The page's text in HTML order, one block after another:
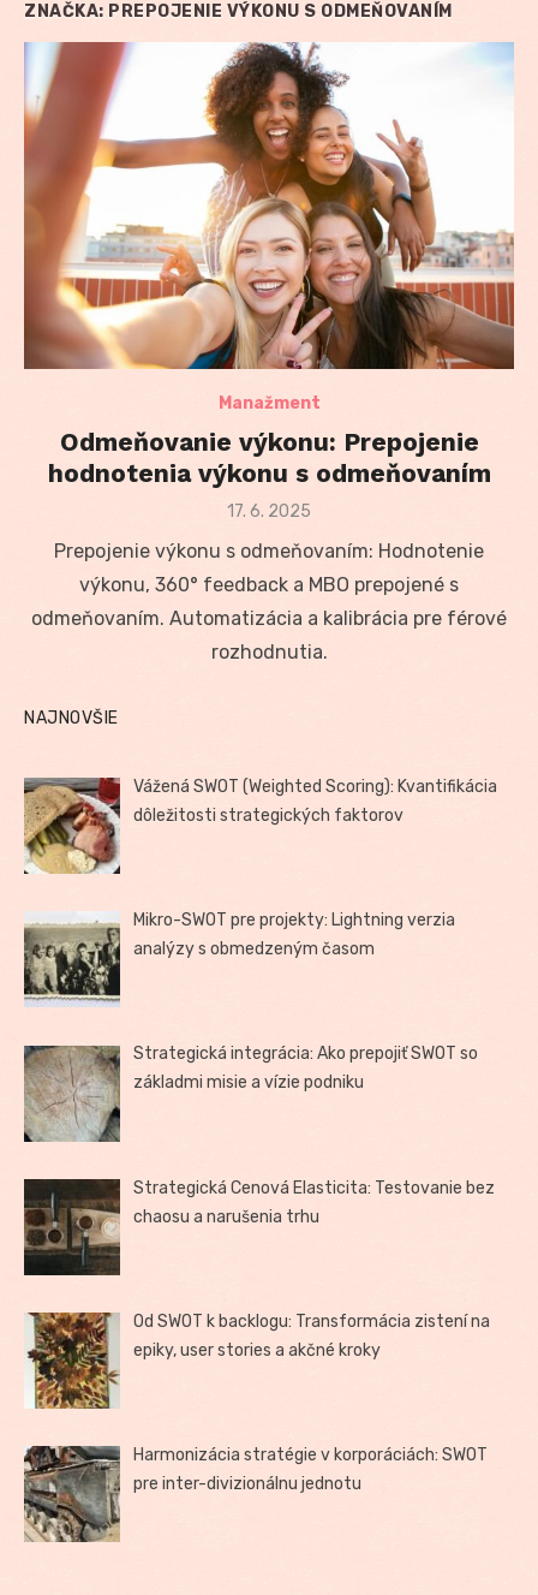
ZNAČKA: PREPOJENIE VÝKONU S ODMEŇOVANÍM
Manažment
Odmeňovanie výkonu: Prepojenie
hodnotenia výkonu s odmeňovaním
Posted
17. 6. 2025
Prepojenie výkonu s odmeňovaním: Hodnotenie
výkonu, 360° feedback a MBO prepojené s
odmeňovaním. Automatizácia a kalibrácia pre férové
rozhodnutia.
NAJNOVŠIE
Vážená SWOT (Weighted Scoring): Kvantifikácia
dôležitosti strategických faktorov
Mikro-SWOT pre projekty: Lightning verzia
analýzy s obmedzeným časom
Strategická integrácia: Ako prepojiť SWOT so
základmi misie a vízie podniku
Strategická Cenová Elasticita: Testovanie bez
chaosu a narušenia trhu
Od SWOT k backlogu: Transformácia zistení na
epiky, user stories a akčné kroky
Harmonizácia stratégie v korporáciách: SWOT
pre inter-divizionálnu jednotu